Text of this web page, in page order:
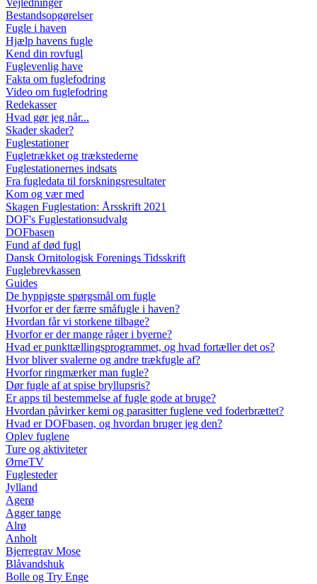
Vejledninger
Bestandsopgørelser
Fugle i haven
Hjælp havens fugle
Kend din rovfugl
Fuglevenlig have
Fakta om fuglefodring
Video om fuglefodring
Redekasser
Hvad gør jeg når...
Skader skader?
Fuglestationer
Fugletrækket og trækstederne
Fuglestationernes indsats
Fra fugledata til forskningsresultater
Kom og vær med
Skagen Fuglestation: Årsskrift 2021
DOF's Fuglestationsudvalg
DOFbasen
Fund af død fugl
Dansk Ornitologisk Forenings Tidsskrift
Fuglebrevkassen
Guides
De hyppigste spørgsmål om fugle
Hvorfor er der færre småfugle i haven?
Hvordan får vi storkene tilbage?
Hvorfor er der mange råger i byerne?
Hvad er punkttællingsprogrammet, og hvad fortæller det os?
Hvor bliver svalerne og andre trækfugle af?
Hvorfor ringmærker man fugle?
Dør fugle af at spise bryllupsris?
Er apps til bestemmelse af fugle gode at bruge?
Hvordan påvirker kemi og parasitter fuglene ved foderbrættet?
Hvad er DOFbasen, og hvordan bruger jeg den?
Oplev fuglene
Ture og aktiviteter
ØrneTV
Fuglesteder
Jylland
Agerø
Agger tange
Alrø
Anholt
Bjerregrav Mose
Blåvandshuk
Bolle og Try Enge